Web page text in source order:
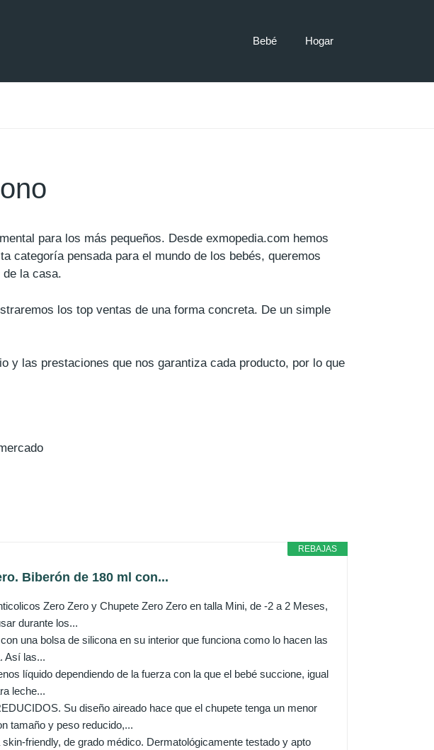
Bebé Hogar
para los más pequeños. Desde exmopedia.com hemos
categoría pensada para el mundo de los bebés, queremos
la casa.
los top ventas de una forma concreta. De un simple
y las prestaciones que nos garantiza cada producto, por lo que
REBAJAS
Biberón de 180 ml con...
Zero Zero y Chupete Zero Zero en talla Mini, de -2 a 2 Meses,
durante los...
una bolsa de silicona en su interior que funciona como lo hacen las
Así las...
líquido dependiendo de la fuerza con la que el bebé succione, igual
leche...
Su diseño aireado hace que el chupete tenga un menor
tamaño y peso reducido,...
friendly, de grado médico. Dermatológicamente testado y apto